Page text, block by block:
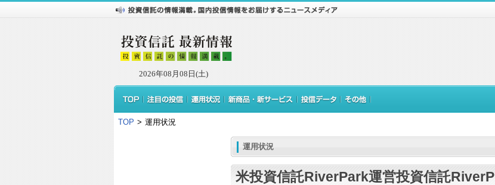
2026年08月08日(土)
TOP > 運用状況
運用状況
米投資信託RiverPark運営投資信託RiverP